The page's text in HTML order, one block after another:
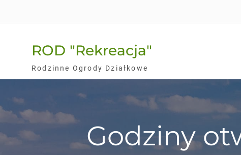
ROD "Rekreacja"
Rodzinne Ogrody Działkowe
Godziny